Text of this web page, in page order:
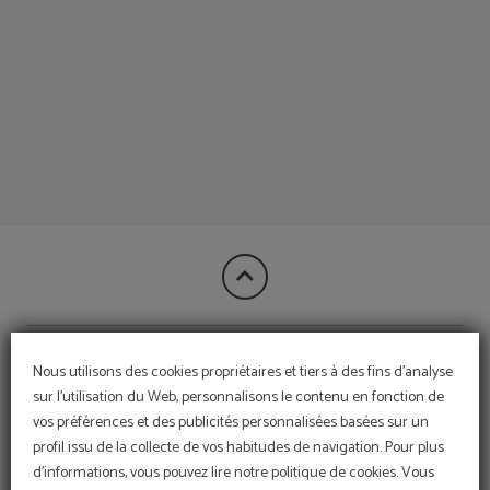
Nous utilisons des cookies propriétaires et tiers à des fins d'analyse
sur l'utilisation du Web, personnalisons le contenu en fonction de
vos préférences et des publicités personnalisées basées sur un
profil issu de la collecte de vos habitudes de navigation. Pour plus
d'informations, vous pouvez lire notre politique de cookies. Vous
CONTACT
OPINIONS